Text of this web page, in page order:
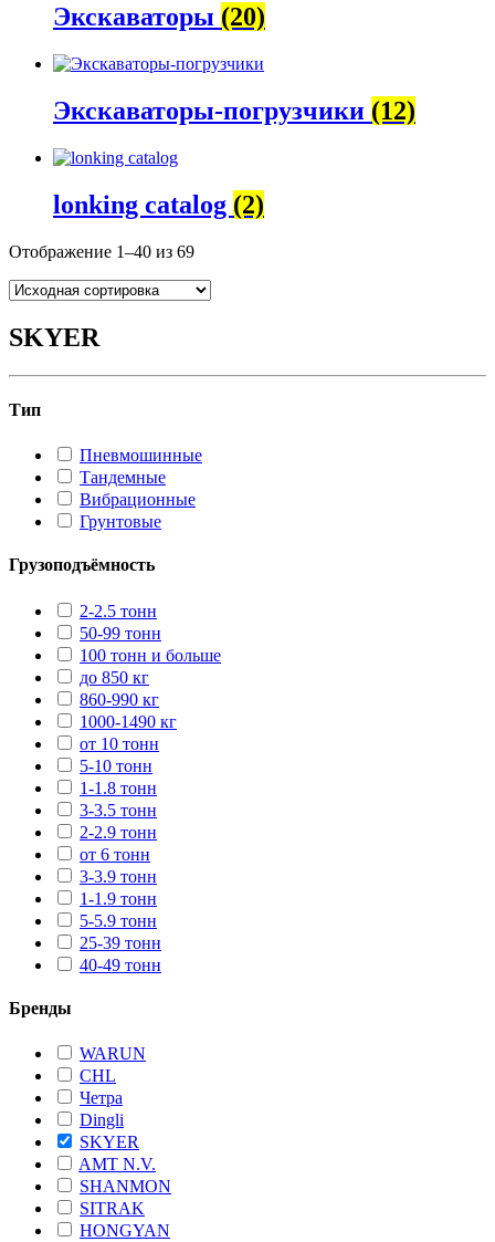
Экскаваторы (20)
Экскаваторы-погрузчики (12)
lonking catalog (2)
Отображение 1–40 из 69
SKYER
Тип
Пневмошинные
Тандемные
Вибрационные
Грунтовые
Грузоподъёмность
2-2.5 тонн
50-99 тонн
100 тонн и больше
до 850 кг
860-990 кг
1000-1490 кг
от 10 тонн
5-10 тонн
1-1.8 тонн
3-3.5 тонн
2-2.9 тонн
от 6 тонн
3-3.9 тонн
1-1.9 тонн
5-5.9 тонн
25-39 тонн
40-49 тонн
Бренды
WARUN
CHL
Четра
Dingli
SKYER
AMT N.V.
SHANMON
SITRAK
HONGYAN